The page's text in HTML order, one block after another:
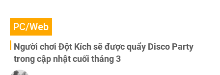
PC/Web
Người chơi Đột Kích sẽ được quẩy Disco Party
trong cập nhật cuối tháng 3